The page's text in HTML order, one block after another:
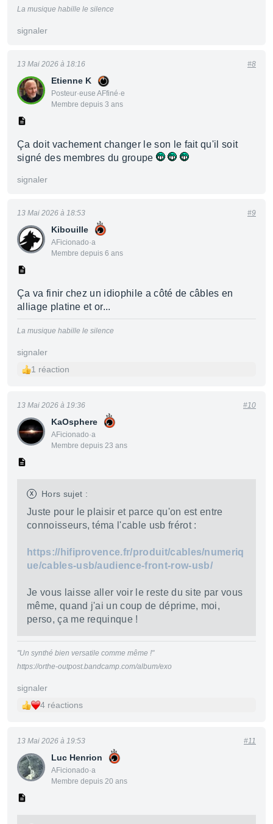
La musique habille le silence
signaler
Etienne K
Posteur·euse AFfiné·e
Membre depuis 3 ans
13 Mai 2026 à 18:16 #8
Ça doit vachement changer le son le fait qu'il soit
signé des membres du groupe
signaler
Kibouille
AFicionado·a
Membre depuis 6 ans
13 Mai 2026 à 18:53 #9
Ça va finir chez un idiophile a côté de câbles en
alliage platine et or...
La musique habille le silence
signaler
1 réaction
KaOsphere
AFicionado·a
Membre depuis 23 ans
13 Mai 2026 à 19:36 #10
x Hors sujet :
Juste pour le plaisir et parce qu'on est entre
connoisseurs, téma l'cable usb frérot :
https://hifiprovence.fr/produit/cables/numeriq
ue/cables-usb/audience-front-row-usb/
Je vous laisse aller voir le reste du site par vous
même, quand j'ai un coup de déprime, moi,
perso, ça me requinque !
"Un synthé bien versatile comme même !"
https://orthe-outpost.bandcamp.com/album/exo
signaler
4 réactions
Luc Henrion
AFicionado·a
Membre depuis 20 ans
13 Mai 2026 à 19:53 #11